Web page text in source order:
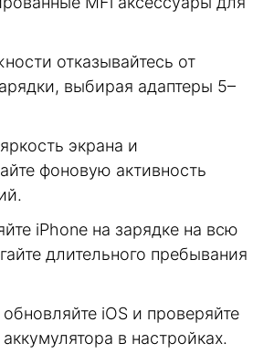
отказывайтесь от
выбирая адаптеры 5–
экрана и
фоновую активность
iPhone на зарядке на всю
длительного пребывания
iOS и проверяйте
в настройках.